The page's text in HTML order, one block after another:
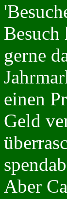
Besuch
gerne
einen
Geld
Aber